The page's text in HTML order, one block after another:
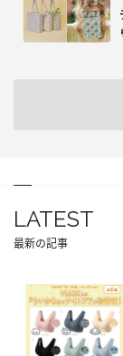
LATEST
最新の記事